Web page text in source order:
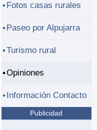
Fotos casas rurales
Paseo por Alpujarra
Turismo rural
Opiniones
Información Contacto
Publicidad